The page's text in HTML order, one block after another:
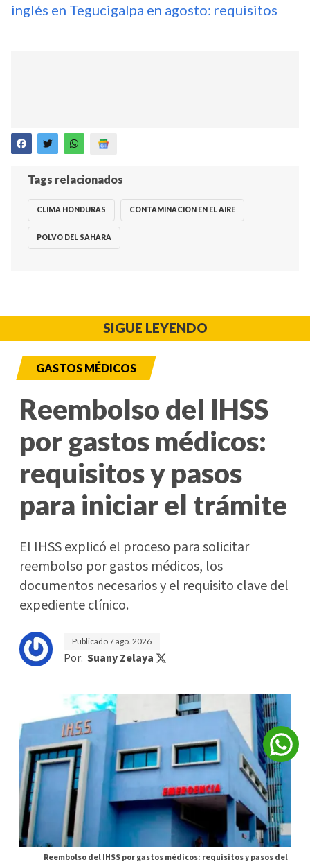
inglés en Tegucigalpa en agosto: requisitos
Tags relacionados
CLIMA HONDURAS CONTAMINACION EN EL AIRE
POLVO DEL SAHARA
SIGUE LEYENDO
GASTOS MÉDICOS
Reembolso del IHSS
por gastos médicos:
requisitos y pasos
para iniciar el trámite
El IHSS explicó el proceso para solicitar
reembolso por gastos médicos, los
documentos necesarios y el requisito clave del
expediente clínico.
Publicado7 ago. 2026
Por: Suany Zelaya
Reembolso del IHSS por gastos médicos: requisitos y pasos del